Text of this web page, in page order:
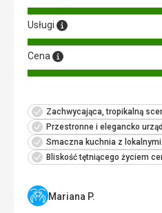
Usługi
Cena
Zachwycająca, tropikalną
Przestronne i elegancko
Smaczna kuchnia z
Bliskość tętniącego życiem
Mariana P.